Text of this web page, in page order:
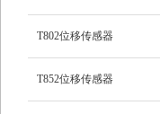
T802位移传感器
T852位移传感器